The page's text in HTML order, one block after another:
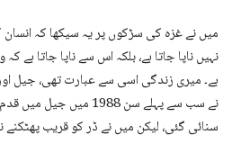
میں نے غزہ کی سڑکوں پر یہ سیکھا کہ
نہیں ناپا جاتا ہے، بلکہ اس سے ناپا جاتا ہے
ہے۔ میری زندگی اسی سے عبارت تھی، جیل
نے سب سے پہلے سن 1988
سنائی گئی، لیکن میں نے ڈر کو قریب پھٹکنے